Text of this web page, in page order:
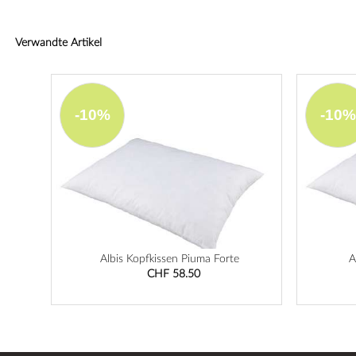
Verwandte Artikel
-10%
Albis Kopfkissen Piuma Forte
CHF 58.50
-10%